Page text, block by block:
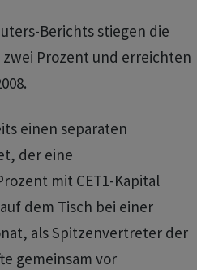
Berichts stiegen die
Prozent und erreichten
einen separaten
der eine
mit CET1-Kapital
dem Tisch bei einer
als Spitzenvertreter der
gemeinsam vor